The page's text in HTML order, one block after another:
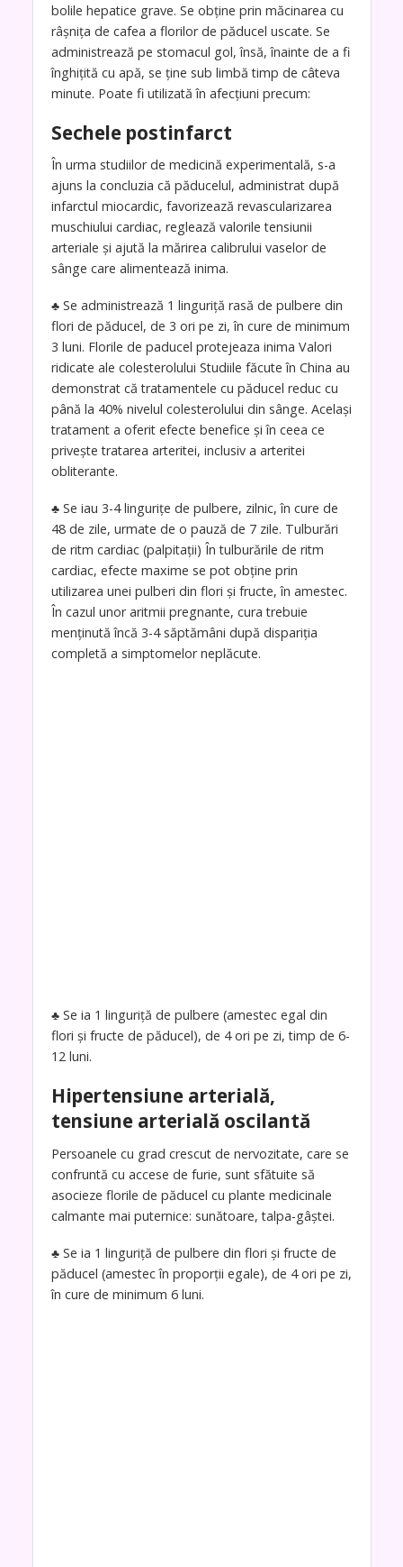
bolile hepatice grave. Se obţine prin măcinarea cu
râşniţa de cafea a florilor de păducel uscate. Se
administrează pe stomacul gol, însă, înainte de a fi
înghiţită cu apă, se ţine sub limbă timp de câteva
minute. Poate fi utilizată în afecţiuni precum:
Sechele postinfarct
În urma studiilor de medicină experimentală, s-a
ajuns la concluzia că păducelul, administrat după
infarctul miocardic, favorizează revascularizarea
muschiului cardiac, reglează valorile tensiunii
arteriale şi ajută la mărirea calibrului vaselor de
sânge care alimentează inima.
♣ Se administrează 1 linguriţă rasă de pulbere din
flori de păducel, de 3 ori pe zi, în cure de minimum
3 luni. Florile de paducel protejeaza inima Valori
ridicate ale colesterolului Studiile făcute în China au
demonstrat că tratamentele cu păducel reduc cu
până la 40% nivelul colesterolului din sânge. Acelaşi
tratament a oferit efecte benefice şi în ceea ce
priveşte tratarea arteritei, inclusiv a arteritei
obliterante.
♣ Se iau 3-4 linguriţe de pulbere, zilnic, în cure de
48 de zile, urmate de o pauză de 7 zile. Tulburări
de ritm cardiac (palpitaţii) În tulburările de ritm
cardiac, efecte maxime se pot obţine prin
utilizarea unei pulberi din flori şi fructe, în amestec.
În cazul unor aritmii pregnante, cura trebuie
menţinută încă 3-4 săptămâni după dispariţia
completă a simptomelor neplăcute.
♣ Se ia 1 linguriţă de pulbere (amestec egal din
flori şi fructe de păducel), de 4 ori pe zi, timp de 6-
12 luni.
Hipertensiune arterială,
tensiune arterială oscilantă
Persoanele cu grad crescut de nervozitate, care se
confruntă cu accese de furie, sunt sfătuite să
asocieze florile de păducel cu plante medicinale
calmante mai puternice: sunătoare, talpa-gâştei.
♣ Se ia 1 linguriţă de pulbere din flori şi fructe de
păducel (amestec în proporţii egale), de 4 ori pe zi,
în cure de minimum 6 luni.